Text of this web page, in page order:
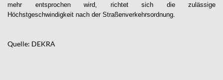
mehr entsprochen wird, richtet sich die zulässige
Höchstgeschwindigkeit nach der Straßenverkehrsordnung.
Quelle: DEKRA